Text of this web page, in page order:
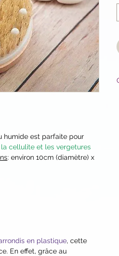
humide est parfaite pour
cellulite et les vergetures
: environ 10cm (diamètre) x
en plastique, cette
En effet, grâce au